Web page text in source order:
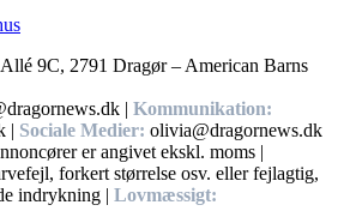
9C, 2791 Dragør – American Barns
| Kommunikation:
| Sociale Medier: olivia@dragornews.dk
er angivet ekskl. moms |
forkert størrelse osv. eller fejlagtig,
indrykning | Lovmæssigt: